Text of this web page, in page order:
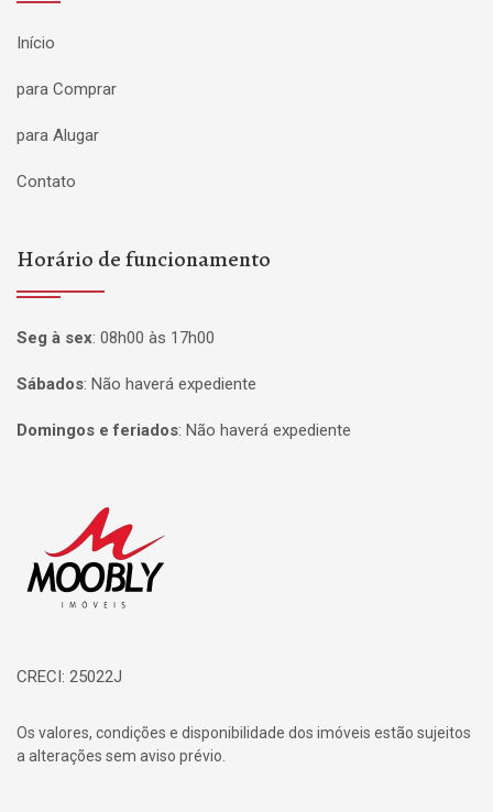
Início
para Comprar
para Alugar
Contato
Horário de funcionamento
Seg à sex: 08h00 às 17h00
Sábados: Não haverá expediente
Domingos e feriados: Não haverá expediente
CRECI: 25022J
Os valores, condições e disponibilidade dos imóveis estão sujeitos
a alterações sem aviso prévio.